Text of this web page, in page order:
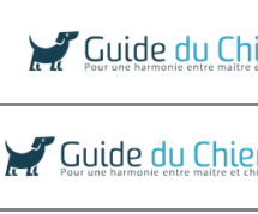
contenu